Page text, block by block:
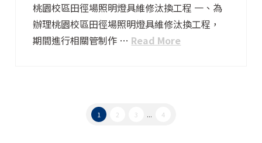
桃園校區田徑場照明燈具維修汰換工程 一、為
辦理桃園校區田徑場照明燈具維修汰換工程，
期間進行相關管制作 … Read More
1 2 3 ... 4